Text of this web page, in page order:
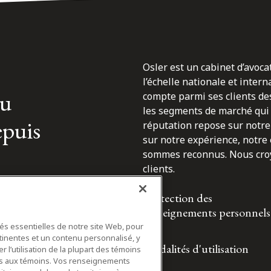
Osler est un cabinet
l’échelle nationale et
compte parmi ses clients
les segments de marché
réputation repose sur notre
sur notre expérience,
sommes reconnus. Nous
clients.
Protection des
renseignements personnels
Modalités d'utilisation
essentielles de notre site Web, pour
et un contenu personnalisé, y
l’utilisation de la plupart des témoins
témoins. Vos renseignements